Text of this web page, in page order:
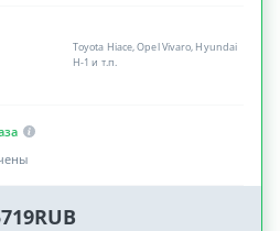
Toyota Hiace, Opel Vivaro, Hyundai
H-1 и т.п.